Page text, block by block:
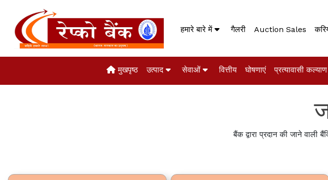
हमारे बारे में गैलरी Auction Sales
मुखपृष्ठ उत्पाद सेवाओं वित्तीय घोषणाएं प्रत्यावासी कल्याण
बैंक द्वारा प्रदान की जाने